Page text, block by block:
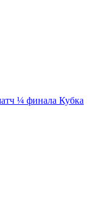
¼ финала Кубка